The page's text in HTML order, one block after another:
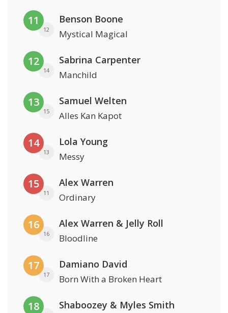
11
12
Benson Boone
Mystical Magical
12
14
Sabrina Carpenter
Manchild
13
15
Samuel Welten
Alles Kan Kapot
14
13
Lola Young
Messy
15
11
Alex Warren
Ordinary
16
16
Alex Warren & Jelly Roll
Bloodline
17
17
Damiano David
Born With a Broken Heart
18 Shaboozey & Myles Smith